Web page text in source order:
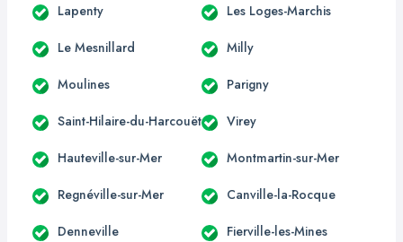
Lapenty Les Loges-Marchis
Le Mesnillard Milly
Moulines Parigny
Saint-Hilaire-du-Harcouët Virey
Hauteville-sur-Mer Montmartin-sur-Mer
Regnéville-sur-Mer Canville-la-Rocque
Denneville Fierville-les-Mines